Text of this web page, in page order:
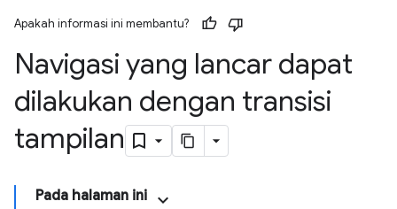
Apakah informasi ini membantu?
Navigasi yang lancar dapat
dilakukan dengan transisi
tampilan
Pada halaman ini